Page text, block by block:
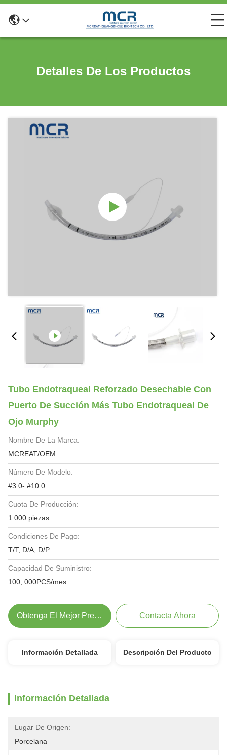
Detalles De Los Productos
Tubo Endotraqueal Reforzado Desechable Con
Puerto De Succión Más Tubo Endotraqueal De
Ojo Murphy
Nombre De La Marca:
MCREAT/OEM
Número De Modelo:
#3.0- #10.0
Cuota De Producción:
1.000 piezas
Condiciones De Pago:
T/T, D/A, D/P
Capacidad De Suministro:
100, 000PCS/mes
Obtenga El Mejor Precio Contacta Ahora
Información Detallada Descripción Del Producto
Información Detallada
Lugar De Origen:
Porcelana